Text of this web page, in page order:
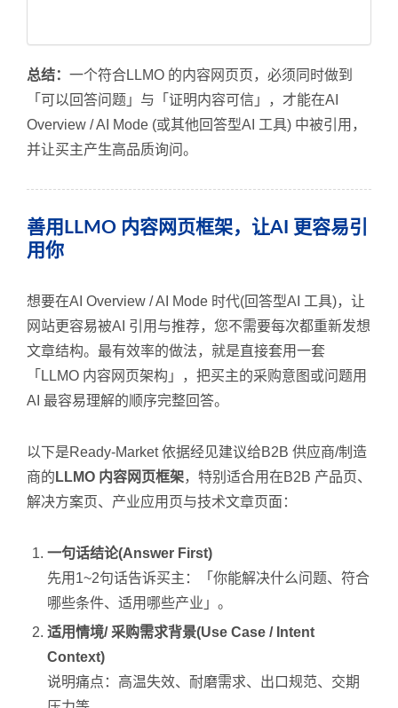
总结： 一个符合LLMO 的内容网页页，必须同时做到
「可以回答问题」与「证明内容可信」，才能在AI
Overview / AI Mode (或其他回答型AI 工具) 中被引用，
并让买主产生高品质询问。
善用LLMO 内容网页框架，让AI 更容易引
用你
想要在AI Overview / AI Mode 时代(回答型AI 工具)，让
网站更容易被AI 引用与推荐，您不需要每次都重新发想
文章结构。最有效率的做法，就是直接套用一套
「LLMO 内容网页架构」，把买主的采购意图或问题用
AI 最容易理解的顺序完整回答。
以下是Ready-Market 依据经见建议给B2B 供应商/制造
商的 LLMO 内容网页框架，特别适合用在B2B 产品页、
解决方案页、产业应用页与技术文章页面：
一句话结论(Answer First)
先用1~2句话告诉买主：「你能解决什么问题、符合
哪些条件、适用哪些产业」。
适用情境/ 采购需求背景(Use Case / Intent
Context)
说明痛点：高温失效、耐磨需求、出口规范、交期